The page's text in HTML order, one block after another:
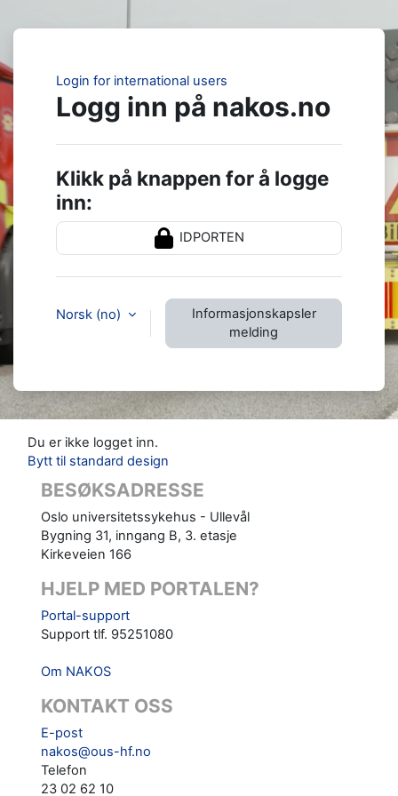
Login for international users
Logg inn på nakos.no
Klikk på knappen for å logge
inn:
IDPORTEN
Norsk ‎(no)‎
Informasjonskapsler
melding
Du er ikke logget inn.
Bytt til standard design
BESØKSADRESSE
Oslo universitetssykehus - Ullevål
Bygning 31, inngang B, 3. etasje
Kirkeveien 166
HJELP MED PORTALEN?
Portal-support
Support tlf. 95251080
Om NAKOS
KONTAKT OSS
E-post
nakos@ous-hf.no
Telefon
23 02 62 10